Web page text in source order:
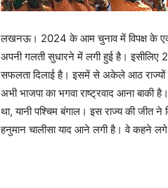
लखनऊ। 2024 के आम चुनाव में विपक्ष के एक
अपनी गलती सुधारने में लगी हुई है।
सफलता दिलाई है। इसमें से अकेले आठ राज्यों में
अभी भाजपा का भगवा राष्ट्रवाद आना
था, यानी पश्चिम बंगाल। इस राज्य की जीत
हनुमान चालीसा याद आने लगी है। वे कहने